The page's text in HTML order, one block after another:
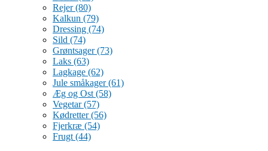
Rejer(80)
Kalkun (79)
Dressing (74)
Sild (74)
Grøntsager(73)
Laks (63)
Lagkage (62)
Jule småkager(61)
Æg og Ost (58)
Vegetar(57)
Kødretter(56)
Fjerkræ (54)
Frugt (44)